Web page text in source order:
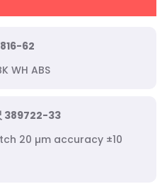
62
WH ABS
389722-33
20 µm accuracy ±10